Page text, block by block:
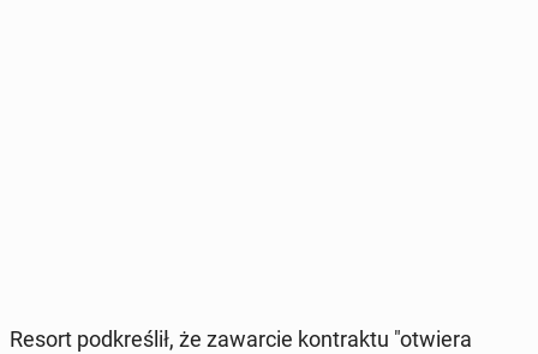
Resort pod­kre­ślił, że za­war­cie kon­trak­tu "otwiera